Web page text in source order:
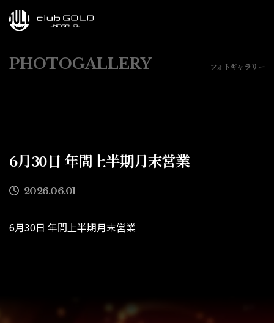
PHOTOGALLERY フォトギャラリー
6月30日 年間上半期月末営業
2026.06.01
6月30日 年間上半期月末営業